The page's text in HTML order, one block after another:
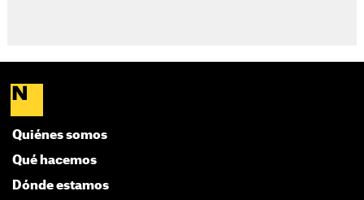
Quiénes somos
Qué hacemos
Dónde estamos